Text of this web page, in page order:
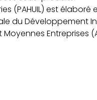
(PAHUIL) est élaboré
du Développement
Entreprises